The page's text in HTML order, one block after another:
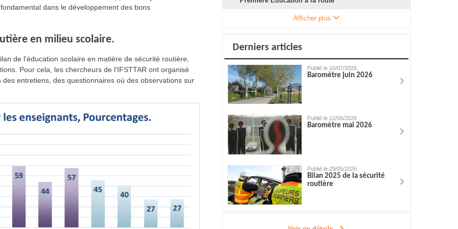
dans le développement des bons
en milieu scolaire.
de l'éducation scolaire en matière de sécurité routière,
Pour cela, les chercheurs de l'IFSTTAR ont organisé
entretiens, des questionnaires où des observations sur
Afficher plus
Derniers articles
Publié le 16/07/2026
Baromètre juin 2026
Publié le 12/06/2026
Baromètre mai 2026
Publié le 29/05/2026
Bilan 2025 de la sécurité
routière